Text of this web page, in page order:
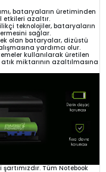
bataryaların üretiminden
etkileri azaltır.
teknolojiler, bataryaların
sağlar.
olan bataryalar, dizüstü
yardımcı olur.
kullanılarak üretilen
miktarının azaltılmasına
Tüm Notebook